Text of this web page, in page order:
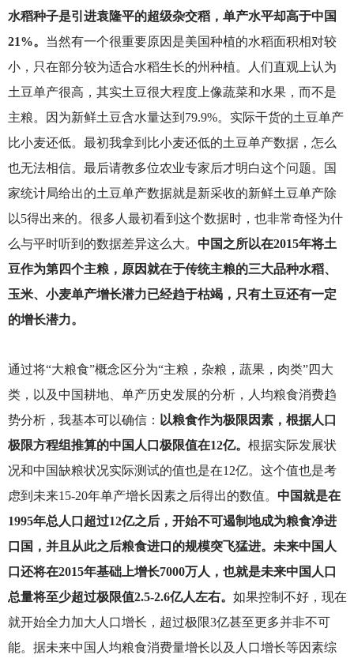
水稻种子是引进袁隆平的超级杂交稻，单产水平却高于中国
21%。 当然有一个很重要原因是美国种植的水稻面积相对较
小，只在部分较为适合水稻生长的州种植。人们直观上认为
土豆单产很高，其实土豆很大程度上像蔬菜和水果，而不是
主粮。因为新鲜土豆含水量达到79.9%。实际干货的土豆单产
比小麦还低。最初我拿到比小麦还低的土豆单产数据，怎么
也无法相信。最后请教多位农业专家后才明白这个问题。国
家统计局给出的土豆单产数据就是新采收的新鲜土豆单产除
以5得出来的。很多人最初看到这个数据时，也非常奇怪为什
么与平时听到的数据差异这么大。 中国之所以在2015年将土
豆作为第四个主粮，原因就在于传统主粮的三大品种水稻、
玉米、小麦单产增长潜力已经趋于枯竭，只有土豆还有一定
的增长潜力。
通过将“大粮食”概念区分为“主粮，杂粮，蔬果，肉类”四大
类，以及中国耕地、单产历史发展的分析，人均粮食消费趋
势分析，我基本可以确信： 以粮食作为极限因素，根据人口
极限方程组推算的中国人口极限值在12亿。 根据实际发展状
况和中国缺粮状况实际测试的值也是在12亿。这个值也是考
虑到未来15-20年单产增长因素之后得出的数值。 中国就是在
1995年总人口超过12亿之后，开始不可遏制地成为粮食净进
口国，并且从此之后粮食进口的规模突飞猛进。未来中国人
口还将在2015年基础上增长7000万人，也就是未来中国人口
总量将至少超过极限值2.5-2.6亿人左右。 如果控制不好，现在
就开始全力加大人口增长，超过极限3亿甚至更多并非不可
能。据未来中国人均粮食消费量增长以及人口增长等因素综